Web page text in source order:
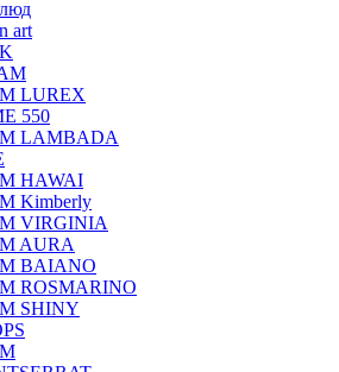
art
LUREX
550
LAMBADA
HAWAI
Kimberly
VIRGINIA
AURA
BAIANO
ROSMARINO
SHINY